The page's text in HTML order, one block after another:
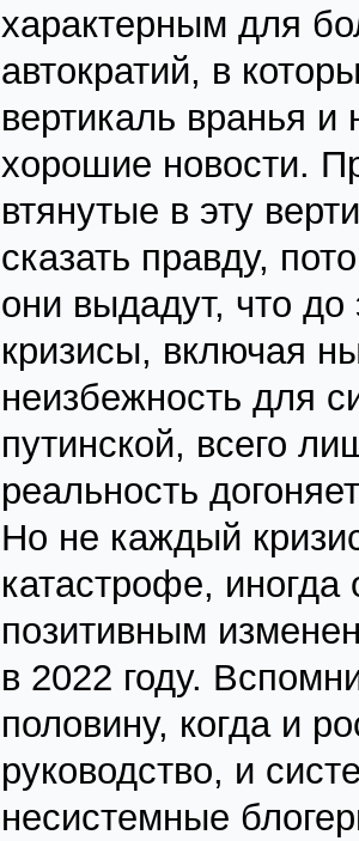
характерным для
автократий, в
вертикаль вранья
хорошие новости.
втянутые в эту
сказать правду,
они выдадут, что до
кризисы, включая
неизбежность для
путинской, всего
реальность
Но не каждый
катастрофе,
позитивным
в 2022 году.
половину, когда и
руководство, и
несистемные